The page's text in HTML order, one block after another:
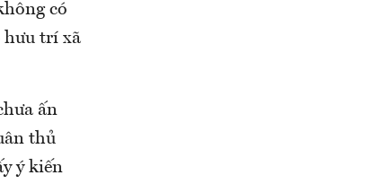
có
hưu trí xã
ấn
thủ
ý kiến